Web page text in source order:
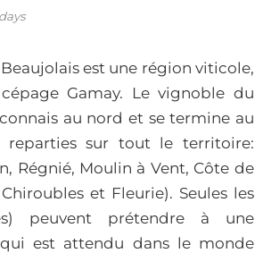
est une région viticole,
Gamay. Le vignoble du
au nord et se termine au
reparties sur tout le territoire:
Régnié, Moulin à Vent, Côte de
et Fleurie). Seules les
peuvent prétendre à une
est attendu dans le monde